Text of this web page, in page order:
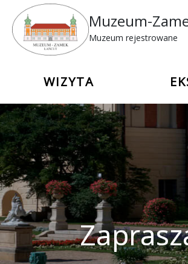
Muzeum-
Muzeum rejestrowane
WIZYTA